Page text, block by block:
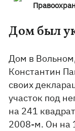
Дом был
Дом в
Константин
своих
участок под
на 241
2008-м. Он на